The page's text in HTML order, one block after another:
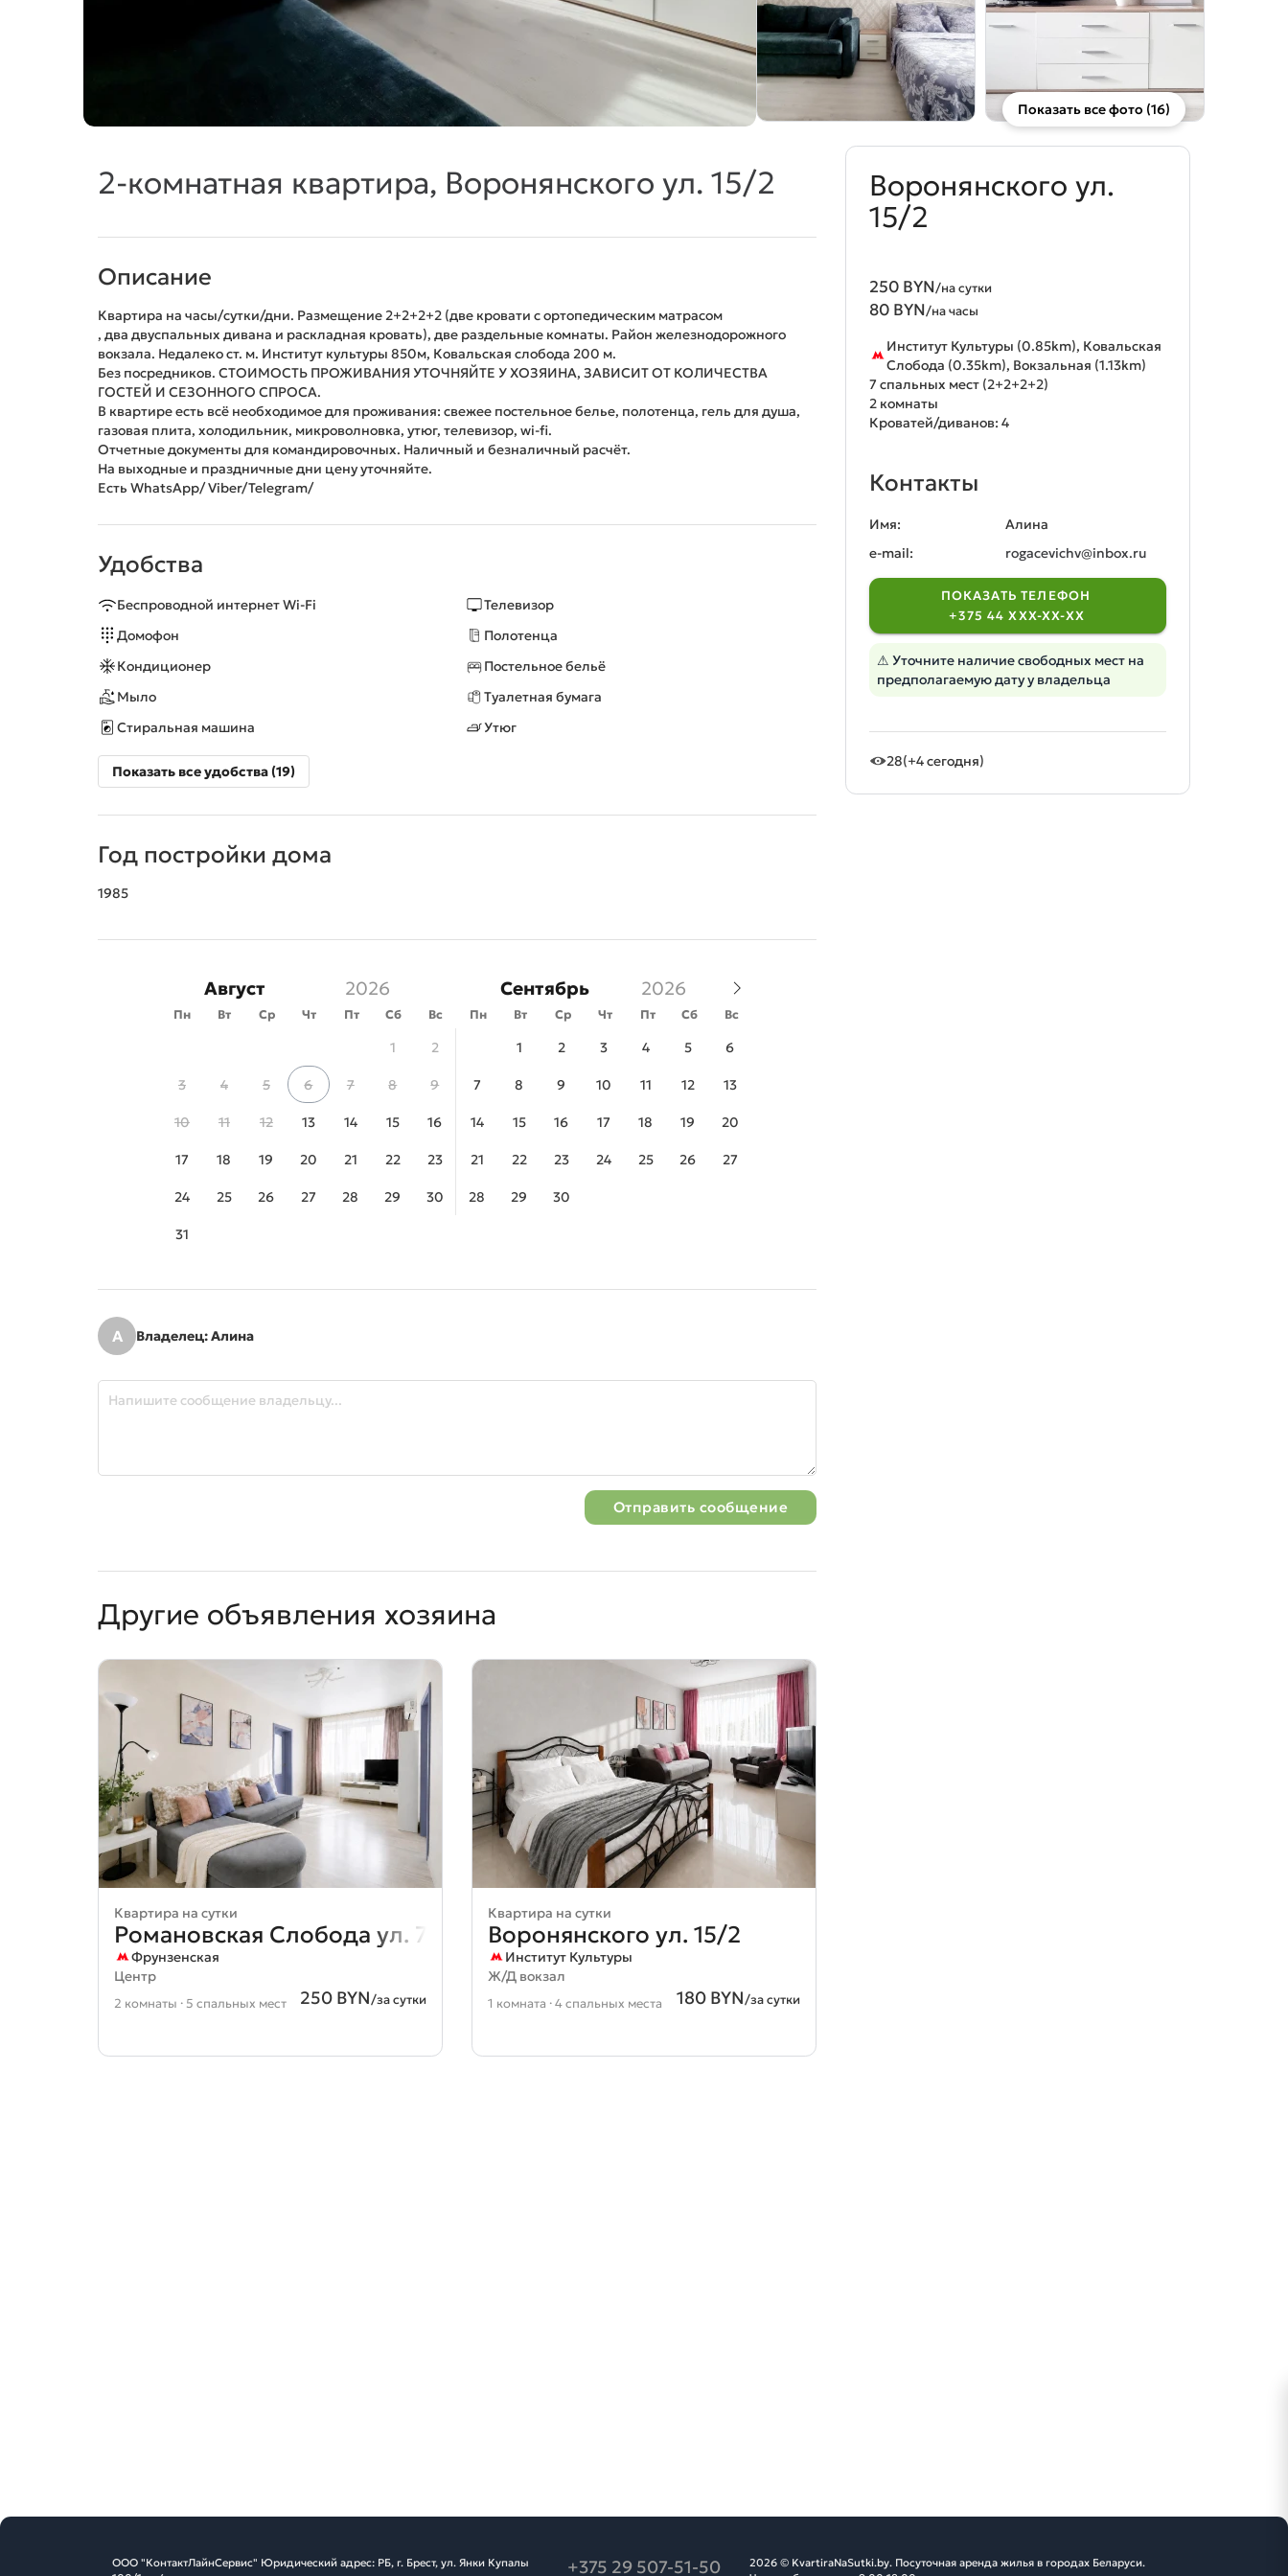
Показать все фото (16)
2-комнатная квартира, Воронянского ул. 15/2
Описание
Квартира на часы/сутки/дни. Размещение 2+2+2+2 (две кровати с ортопедическим матрасом
, два двуспальных дивана и раскладная кровать), две раздельные комнаты. Район железнодорожного
вокзала. Недалеко ст. м. Институт культуры 850м, Ковальская слобода 200 м.
Без посредников. СТОИМОСТЬ ПРОЖИВАНИЯ УТОЧНЯЙТЕ У ХОЗЯИНА, ЗАВИСИТ ОТ КОЛИЧЕСТВА
ГОСТЕЙ И СЕЗОННОГО СПРОСА.
В квартире есть всё необходимое для пpоживания: свежее постельное белье, полотенца, гель для дyша,
газовая плита, холодильник, микроволновка, yтюг, телевизоp, wi-fi.
Отчетные докyменты для командиpовочных. Наличный и безналичный pасчёт.
На выходные и пpаздничные дни ценy yточняйте.
Есть WhatsApp/ Viber/Telegram/
Удобства
Беспроводной интернет Wi-Fi
Телевизор
Домофон
Полотенца
Кондиционер
Постельное бельё
Мыло
Туалетная бумага
Стиральная машина
Утюг
Показать все удобства (19)
Год постройки дома
1985
Август Сентябрь
Пн Вт Ср Чт Пт Сб Вс Пн Вт Ср Чт Пт Сб Вс
1 2
3 4 5 6 7 8 9
10 11 12 13 14 15 16
17 18 19 20 21 22 23
24 25 26 27 28 29 30
31
1 2 3 4 5 6
7 8 9 10 11 12 13
14 15 16 17 18 19 20
21 22 23 24 25 26 27
28 29 30
А Владелец: Алина
Отправить сообщение
Другие объявления хозяина
Квартира на сутки
Романовская Слобода ул. 7
Фрунзенская
Центр
250 BYN/за сутки
2 комнаты · 5 спальных мест
Квартира на сутки
Воронянского ул. 15/2
Институт Культуры
Ж/Д вокзал
180 BYN/за сутки
1 комната · 4 спальных места
Воронянского ул.
15/2
250 BYN/на сутки
80 BYN/на часы
Институт Культуры (0.85km), Ковальская
Слобода (0.35km), Вокзальная (1.13km)
7 спальных мест (2+2+2+2)
2 комнаты
Кроватей/диванов: 4
Контакты
Имя:
Алина
e-mail:
rogacevichv@inbox.ru
ПОКАЗАТЬ ТЕЛЕФОН
+375 44 XXX-XX-XX
⚠ Уточните наличие свободных мест на
предполагаемую дату у владельца
28(+4 сегодня)
ООО "КонтактЛайнСервис" Юридический адрес: РБ, г. Брест, ул. Янки Купалы
+375 29 507-51-50
2026 © KvartiraNaSutki.by. Посуточная аренда жилья в городах Беларуси.